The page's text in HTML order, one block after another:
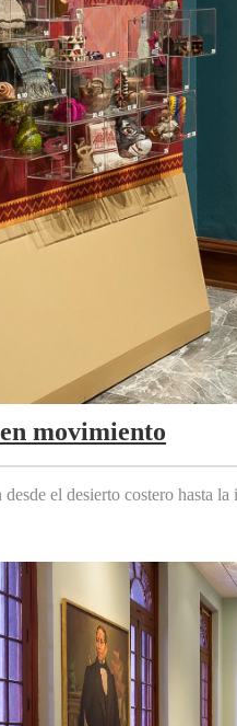
movimiento
el desierto costero hasta